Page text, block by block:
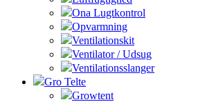
Ona Lugtkontrol
Opvarmning
Ventilationskit
Ventilator / Udsug
Ventilationsslanger
Gro Telte
Growtent